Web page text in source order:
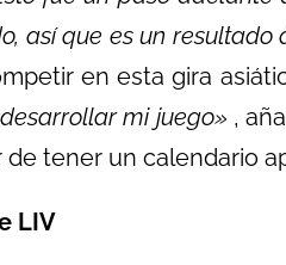
así que es un resultado
en esta gira
mi juego» ,
tener un calendario
LIV